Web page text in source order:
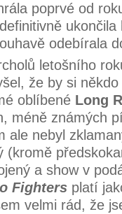
poprvé od
ukončila
odebírala
letošního
že by si
oblíbené Long
méně známých
ale nebyl
(kromě
a show v
Fighters platí
velmi rád, že